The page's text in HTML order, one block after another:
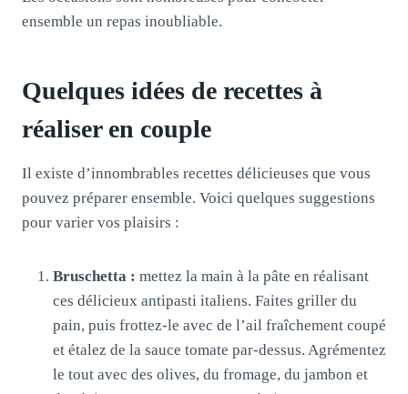
ensemble un repas inoubliable.
Quelques idées de recettes à
réaliser en couple
Il existe d’innombrables recettes délicieuses que vous
pouvez préparer ensemble. Voici quelques suggestions
pour varier vos plaisirs :
Bruschetta : mettez la main à la pâte en réalisant
ces délicieux antipasti italiens. Faites griller du
pain, puis frottez-le avec de l’ail fraîchement coupé
et étalez de la sauce tomate par-dessus. Agrémentez
le tout avec des olives, du fromage, du jambon et